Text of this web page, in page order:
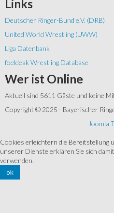
Links
Deutscher Ringer-Bund e.V. (DRB)
United World Wrestling (UWW)
Liga Datenbank
foeldeak Wrestling Database
Wer ist Online
Aktuell sind 5611 Gäste und keine
Copyright © 2025 - Bayerischer
Joomla
Cookies erleichtern die Bereitstellung
unserer Dienste erklären Sie sich
verwenden.
ok